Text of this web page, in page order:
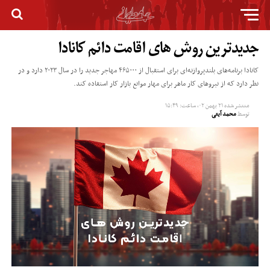
جدیدترین روش های اقامت دائم کانادا
کانادا برنامه‌های بلندپروازنه‌ای برای استقبال از ۴۶۵۰۰۰ مهاجر جدید را در سال ۲۰۲۳ دارد و در
نظر دارد که از نیروهای کار ماهر برای مهار موانع بازار کار استفاده کند.
منتشر شده۲۱ بهمن ۰۲, ساعت: ۱۵:۴۹
توسطمحمد آیتی